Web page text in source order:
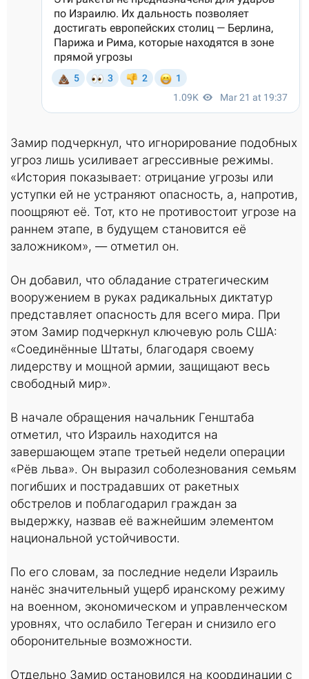
Замир подчеркнул, что игнорирование подобных
угроз лишь усиливает агрессивные режимы.
«История показывает: отрицание угрозы или
уступки ей не устраняют опасность, а, напротив,
поощряют её. Тот, кто не противостоит угрозе на
раннем этапе, в будущем становится её
заложником», — отметил он.
Он добавил, что обладание стратегическим
вооружением в руках радикальных диктатур
представляет опасность для всего мира. При
этом Замир подчеркнул ключевую роль США:
«Соединённые Штаты, благодаря своему
лидерству и мощной армии, защищают весь
свободный мир».
В начале обращения начальник Генштаба
отметил, что Израиль находится на
завершающем этапе третьей недели операции
«Рёв льва». Он выразил соболезнования семьям
погибших и пострадавших от ракетных
обстрелов и поблагодарил граждан за
выдержку, назвав её важнейшим элементом
национальной устойчивости.
По его словам, за последние недели Израиль
нанёс значительный ущерб иранскому режиму
на военном, экономическом и управленческом
уровнях, что ослабило Тегеран и снизило его
оборонительные возможности.
Отдельно Замир остановился на координации с